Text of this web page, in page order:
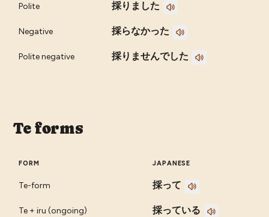
Polite 採りました
Negative 採らなかった
Polite negative 採りませんでした
Te forms
FORM JAPANESE
Te-form 採って
Te + iru (ongoing) 採っている